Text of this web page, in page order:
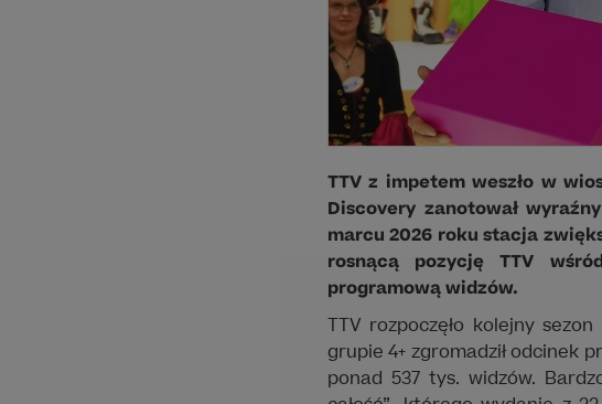
TTV z impetem weszło w
Discovery zanotował
marcu 2026 roku stacja
rosnącą pozycję TTV
programową widzów.
TTV rozpoczęło kolejny
grupie 4+ zgromadził odcinek
ponad 537 tys. widzów.